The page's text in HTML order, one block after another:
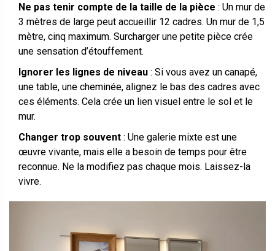
Ne pas tenir compte de la taille de la pièce : Un mur de
3 mètres de large peut accueillir 12 cadres. Un mur de 1,5
mètre, cinq maximum. Surcharger une petite pièce crée
une sensation d’étouffement.
Ignorer les lignes de niveau : Si vous avez un canapé,
une table, une cheminée, alignez le bas des cadres avec
ces éléments. Cela crée un lien visuel entre le sol et le
mur.
Changer trop souvent : Une galerie mixte est une
œuvre vivante, mais elle a besoin de temps pour être
reconnue. Ne la modifiez pas chaque mois. Laissez-la
vivre.